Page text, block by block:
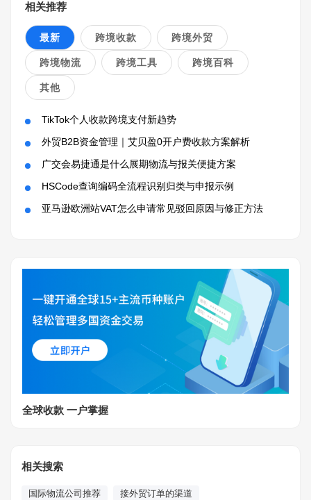
相关推荐
最新 跨境收款 跨境外贸
跨境物流 跨境工具 跨境百科
其他
TikTok个人收款跨境支付新趋势
外贸B2B资金管理｜艾贝盈0开户费收款方案解析
广交会易捷通是什么展期物流与报关便捷方案
HSCode查询编码全流程识别归类与申报示例
亚马逊欧洲站VAT怎么申请常见驳回原因与修正方法
全球收款 一户掌握
相关搜索
国际物流公司推荐 接外贸订单的渠道